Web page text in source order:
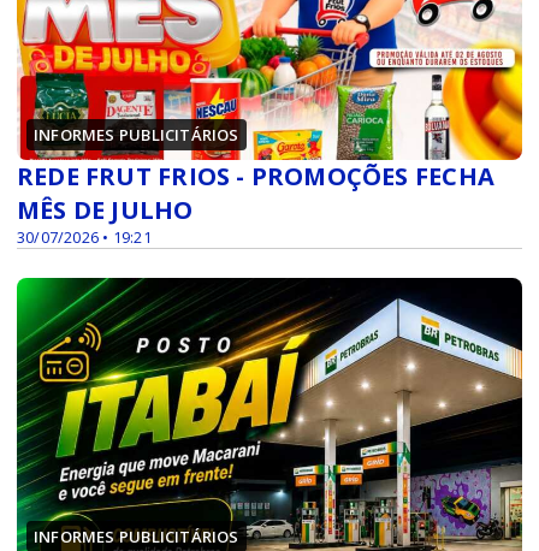
INFORMES PUBLICITÁRIOS
30/07/2026 • 19:21
REDE FRUT FRIOS - PROMOÇÕES FECHA
MÊS DE JULHO
INFORMES PUBLICITÁRIOS